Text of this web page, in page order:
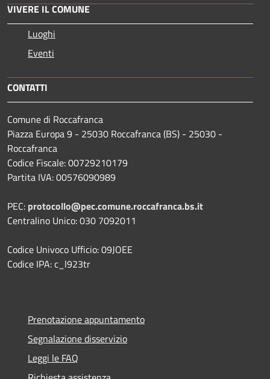
VIVERE IL COMUNE
Luoghi
Eventi
CONTATTI
Comune di Roccafranca
Piazza Europa 9 - 25030 Roccafranca (BS) - 25030 -
Roccafranca
Codice Fiscale: 00729210179
Partita IVA: 00576090989
PEC: protocollo@pec.comune.roccafranca.bs.it
Centralino Unico: 030 7092011
Codice Univoco Ufficio: 09JOEE
Codice IPA: c_l923tr
Prenotazione appuntamento
Segnalazione disservizio
Leggi le FAQ